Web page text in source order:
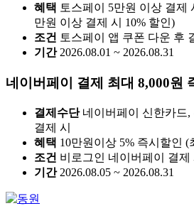
혜택 토스페이 5만원 이상 결제
만원 이상 결제 시 10% 할인)
조건 토스페이 앱 쿠폰 다운 후
기간 2026.08.01 ~ 2026.08.31
네이버페이 결제 최대 8,000원
결제수단 네이버페이 신한카드
결제 시
혜택 10만원이상 5% 즉시할인 (
조건 비로그인 네이버페이 결제
기간 2026.08.05 ~ 2026.08.31